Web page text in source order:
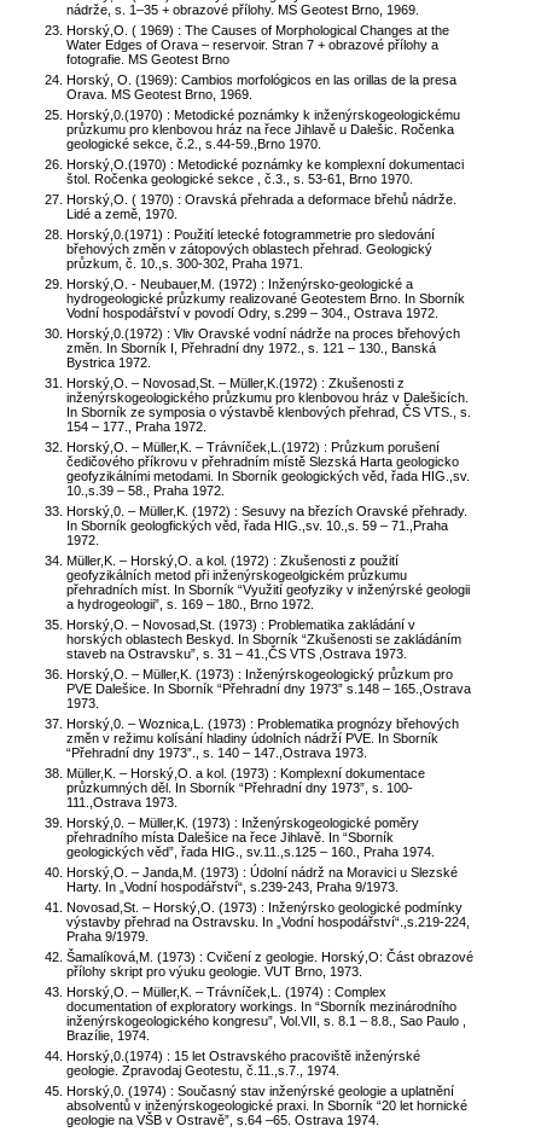
nádrže, s. 1–35 + obrazové přílohy. MS Geotest Brno, 1969.
Horský,O. ( 1969) : The Causes of Morphological Changes at the
Water Edges of Orava – reservoir. Stran 7 + obrazové přílohy a
fotografie. MS Geotest Brno
Horský, O. (1969): Cambios morfológicos en las orillas de la presa
Orava. MS Geotest Brno, 1969.
Horský,0.(1970) : Metodické poznámky k inženýrskogeologickému
průzkumu pro klenbovou hráz na řece Jihlavě u Dalešic. Ročenka
geologické sekce, č.2., s.44-59.,Brno 1970.
Horský,O.(1970) : Metodické poznámky ke komplexní dokumentaci
štol. Ročenka geologické sekce , č.3., s. 53-61, Brno 1970.
Horský,O. ( 1970) : Oravská přehrada a deformace břehů nádrže.
Lidé a země, 1970.
Horský,0.(1971) : Použití letecké fotogrammetrie pro sledování
břehových změn v zátopových oblastech přehrad. Geologický
průzkum, č. 10.,s. 300-302, Praha 1971.
Horský,O. - Neubauer,M. (1972) : Inženýrsko-geologické a
hydrogeologické průzkumy realizované Geotestem Brno. In Sborník
Vodní hospodářství v povodí Odry, s.299 – 304., Ostrava 1972.
Horský,0.(1972) : Vliv Oravské vodní nádrže na proces břehových
změn. In Sborník I, Přehradní dny 1972., s. 121 – 130., Banská
Bystrica 1972.
Horský,O. – Novosad,St. – Müller,K.(1972) : Zkušenosti z
inženýrskogeologického průzkumu pro klenbovou hráz v Dalešicích.
In Sborník ze symposia o výstavbě klenbových přehrad, ČS VTS., s.
154 – 177., Praha 1972.
Horský,O. – Müller,K. – Trávníček,L.(1972) : Průzkum porušení
čedičového příkrovu v přehradním místě Slezská Harta geologicko
geofyzikálními metodami. In Sborník geologických věd, řada HIG.,sv.
10.,s.39 – 58., Praha 1972.
Horský,0. – Müller,K. (1972) : Sesuvy na březích Oravské přehrady.
In Sborník geologfických věd, řada HIG.,sv. 10.,s. 59 – 71.,Praha
1972.
Müller,K. – Horský,O. a kol. (1972) : Zkušenosti z použití
geofyzikálních metod při inženýrskogeolgickém průzkumu
přehradních míst. In Sborník “Využití geofyziky v inženýrské geologii
a hydrogeologii”, s. 169 – 180., Brno 1972.
Horský,O. – Novosad,St. (1973) : Problematika zakládání v
horských oblastech Beskyd. In Sborník “Zkušenosti se zakládáním
staveb na Ostravsku”, s. 31 – 41.,ČS VTS ,Ostrava 1973.
Horský,O. – Müller,K. (1973) : Inženýrskogeologický průzkum pro
PVE Dalešice. In Sborník “Přehradní dny 1973” s.148 – 165.,Ostrava
1973.
Horský,0. – Woznica,L. (1973) : Problematika prognózy břehových
změn v režimu kolísání hladiny údolních nádrží PVE. In Sborník
“Přehradní dny 1973”., s. 140 – 147.,Ostrava 1973.
Müller,K. – Horský,O. a kol. (1973) : Komplexní dokumentace
průzkumných děl. In Sborník “Přehradní dny 1973”, s. 100-
111.,Ostrava 1973.
Horský,0. – Müller,K. (1973) : Inženýrskogeologické poměry
přehradního místa Dalešice na řece Jihlavě. In “Sborník
geologických věd”, řada HIG., sv.11.,s.125 – 160., Praha 1974.
Horský,O. – Janda,M. (1973) : Údolní nádrž na Moravici u Slezské
Harty. In „Vodní hospodářství“, s.239-243, Praha 9/1973.
Novosad,St. – Horský,O. (1973) : Inženýrsko geologické podmínky
výstavby přehrad na Ostravsku. In „Vodní hospodářství“.,s.219-224,
Praha 9/1979.
Šamalíková,M. (1973) : Cvičení z geologie. Horský,O: Část obrazové
přílohy skript pro výuku geologie. VUT Brno, 1973.
Horský,O. – Müller,K. – Trávníček,L. (1974) : Complex
documentation of exploratory workings. In “Sborník mezinárodního
inženýrskogeologického kongresu”, Vol.VII, s. 8.1 – 8.8., Sao Paulo ,
Brazílie, 1974.
Horský,0.(1974) : 15 let Ostravského pracoviště inženýrské
geologie. Zpravodaj Geotestu, č.11.,s.7., 1974.
Horský,0. (1974) : Současný stav inženýrské geologie a uplatnění
absolventů v inženýrskogeologické praxi. In Sborník “20 let hornické
geologie na VŠB v Ostravě”, s.64 –65. Ostrava 1974.